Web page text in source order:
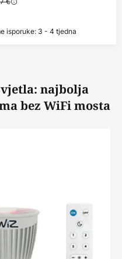
isporuke: 3 - 4 tjedna
najbolja
bez WiFi mosta